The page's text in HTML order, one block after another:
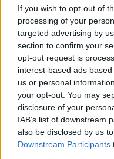
If you wish to opt-out of
processing of your
targeted advertising by
section to confirm your
opt-out request is
interest-based ads
us or personal
your opt-out. You may
disclosure of your
IAB’s list of downstream
also be disclosed by us
Downstream Participants
XVIII. De hecho, la zona
encuentran Las Salinas
citado uno de los
de la isla, pero sucumbió
tempestad lávica del
Entonces, no se puede ir
ocupado por el hombre y
para conservarlo dentro
Nacional de Timanfaya.
Aun así, tendremos
para acercarnos al mar,
y, la primera, para sentir
extensión la bravura de